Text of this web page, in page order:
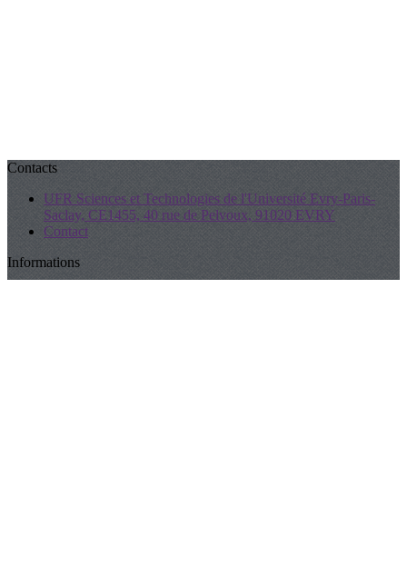
Contacts
UFR Sciences et Technologies de l'Université Evry-Paris-
Saclay, CE1455, 40 rue de Pelvoux, 91020 EVRY
Contact
Informations